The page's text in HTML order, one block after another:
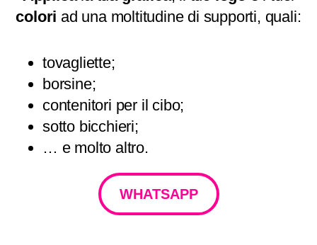
colori ad una moltitudine di supporti, quali:
tovagliette;
borsine;
contenitori per il cibo;
sotto bicchieri;
… e molto altro.
WHATSAPP